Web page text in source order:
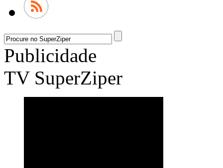
Publicidade
TV SuperZiper